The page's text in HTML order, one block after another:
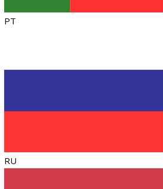
PT
RU